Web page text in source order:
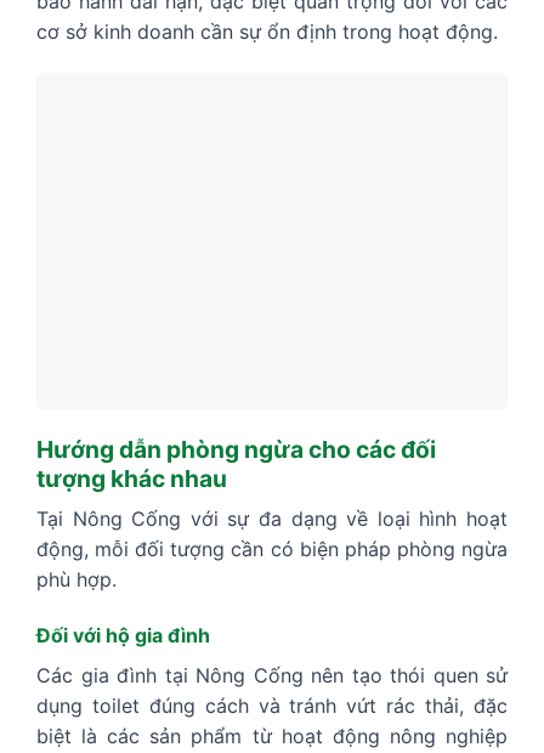
cơ sở kinh doanh cần sự ổn định trong hoạt động.
Hướng dẫn phòng ngừa cho các đối
tượng khác nhau
Tại Nông Cống với sự đa dạng về loại hình hoạt
động, mỗi đối tượng cần có biện pháp phòng ngừa
phù hợp.
Đối với hộ gia đình
Các gia đình tại Nông Cống nên tạo thói quen sử
dụng toilet đúng cách và tránh vứt rác thải, đặc
biệt là các sản phẩm từ hoạt động nông nghiệp